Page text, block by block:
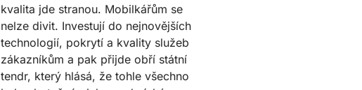
kvalita jde stranou. Mobilkářům se
nelze divit. Investují do nejnovějších
technologií, pokrytí a kvality služeb
zákazníkům a pak přijde obří státní
tendr, který hlásá, že tohle všechno